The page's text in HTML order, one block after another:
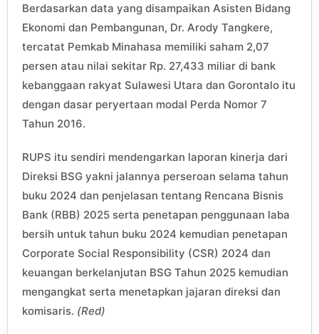
Berdasarkan data yang disampaikan Asisten Bidang
Ekonomi dan Pembangunan, Dr. Arody Tangkere,
tercatat Pemkab Minahasa memiliki saham 2,07
persen atau nilai sekitar Rp. 27,433 miliar di bank
kebanggaan rakyat Sulawesi Utara dan Gorontalo itu
dengan dasar peryertaan modal Perda Nomor 7
Tahun 2016.
RUPS itu sendiri mendengarkan laporan kinerja dari
Direksi BSG yakni jalannya perseroan selama tahun
buku 2024 dan penjelasan tentang Rencana Bisnis
Bank (RBB) 2025 serta penetapan penggunaan laba
bersih untuk tahun buku 2024 kemudian penetapan
Corporate Social Responsibility (CSR) 2024 dan
keuangan berkelanjutan BSG Tahun 2025 kemudian
mengangkat serta menetapkan jajaran direksi dan
komisaris. (Red)